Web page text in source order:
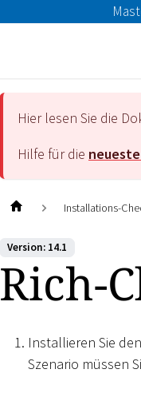
Hier lesen Sie die
Hilfe für die
Installations-
Version: 14.1
Rich-
Installieren Sie
Szenario müssen